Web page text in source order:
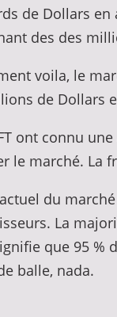
de Dollars en
des des
voila, le
de Dollars
ont connu
le marché. La
du
La
que 95 %
balle, nada.